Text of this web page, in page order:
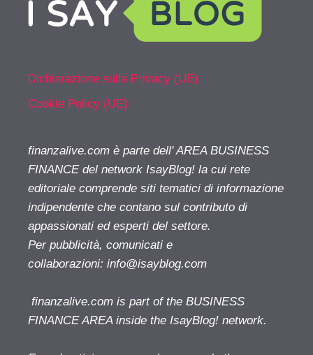
Dichiarazione sulla Privacy (UE)
Cookie Policy (UE)
finanzalive.com è parte dell' AREA BUSINESS
FINANCE del network IsayBlog! la cui rete
editoriale comprende siti tematici di informazione
indipendente che contano sul contributo di
appassionati ed esperti del settore.
Per pubblicità, comunicati e
collaborazioni: info@isayblog.com
finanzalive.com is part of the BUSINESS
FINANCE AREA inside the IsayBlog! network.